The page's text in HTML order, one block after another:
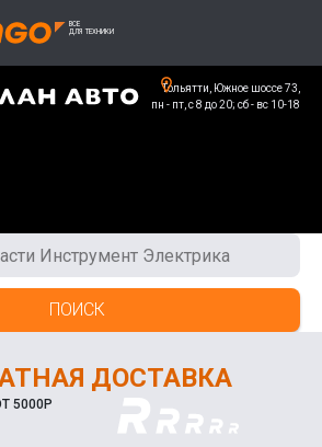
Тольятти, Южное шоссе 73,
пн - пт, с 8 до 20; сб - вс 10-18
ПОИСК
ДОСТАВКА
5000Р